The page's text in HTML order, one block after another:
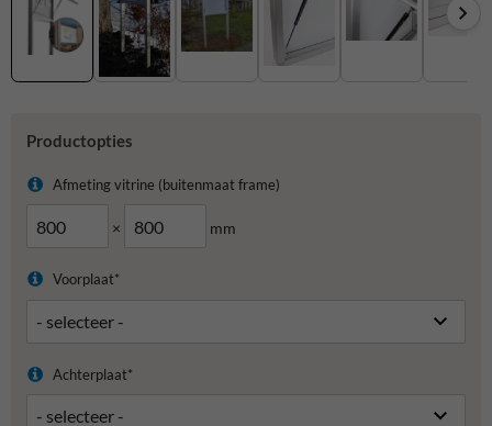
Productopties
Afmeting vitrine (buitenmaat frame)
× mm
Voorplaat*
Achterplaat*